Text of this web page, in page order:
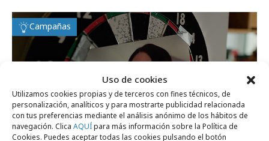
Uso de cookies
Utilizamos cookies propias y de terceros con fines técnicos, de
personalización, analíticos y para mostrarte publicidad relacionada
con tus preferencias mediante el análisis anónimo de los hábitos de
navegación. Clica AQUÍpara más información sobre la Política de
Cookies. Puedes aceptar todas las cookies pulsando el botón
Campañas